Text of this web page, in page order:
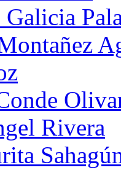
Rivera